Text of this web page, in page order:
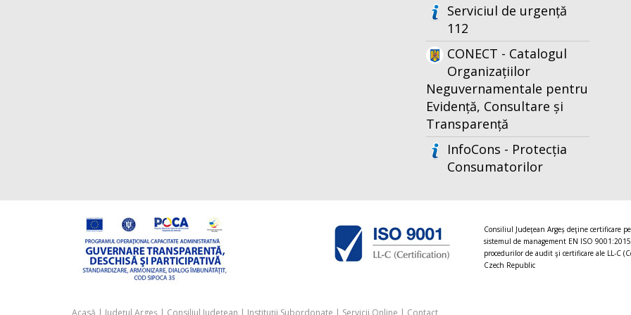
Serviciul de urgență
112
CONECT - Catalogul
Organizațiilor
Neguvernamentale pentru
Evidență, Consultare și
Transparență
InfoCons - Protecția
Consumatorilor
Consiliul Judeţean Argeș deţine certificare
sistemul de management EN ISO
procedurilor de audit şi certificare ale LL-C
Czech Republic
Acasă | Județul Argeș | Consiliul Județean | Instituții Subordonate | Servicii Online | Contact